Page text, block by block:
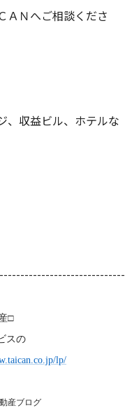
ＡＮへご相談くださ
、収益ビル、ホテルな
□
スの
lp/
産ブログ